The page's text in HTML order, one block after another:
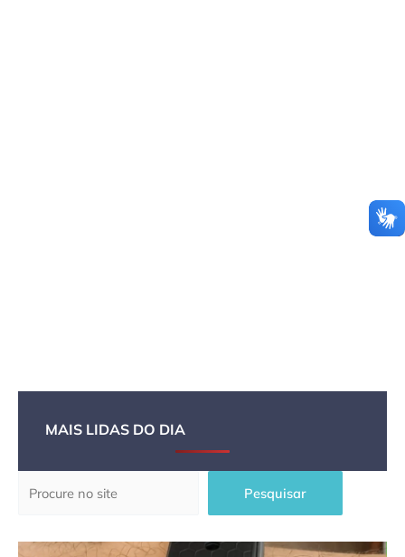
MAIS LIDAS DO DIA
Pesquisar